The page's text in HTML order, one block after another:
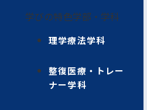
学びの特色学部・学科
理学療法学科
整復医療・トレー
ナー学科